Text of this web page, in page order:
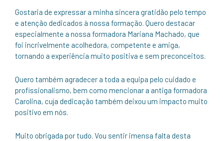
Gostaria de expressar a minha sincera gratidão pelo tempo
e atenção dedicados à nossa formação. Quero destacar
especialmente a nossa formadora Mariana Machado, que
foi incrivelmente acolhedora, competente e amiga,
tornando a experiência muito positiva e sem preconceitos.
Quero também agradecer a toda a equipa pelo cuidado e
profissionalismo, bem como mencionar a antiga formadora
Carolina, cuja dedicação também deixou um impacto muito
positivo em nós.
Muito obrigada por tudo. Vou sentir imensa falta desta